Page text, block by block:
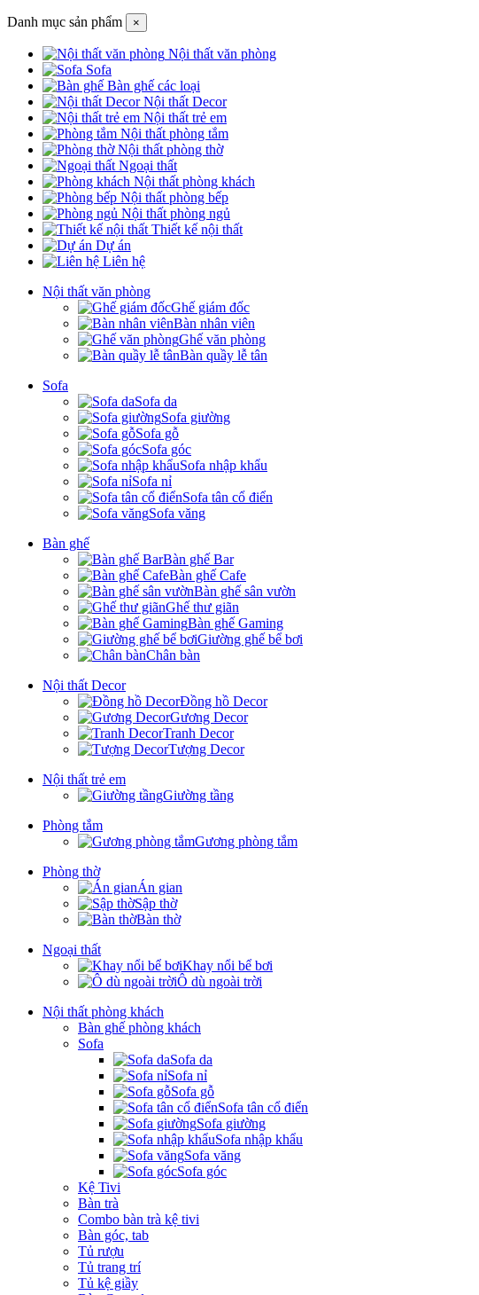
Danh mục sản phẩm ×
Nội thất văn phòng
Sofa
Bàn ghế các loại
Nội thất Decor
Nội thất trẻ em
Nội thất phòng tắm
Nội thất phòng thờ
Ngoại thất
Nội thất phòng khách
Nội thất phòng bếp
Nội thất phòng ngủ
Thiết kế nội thất
Dự án
Liên hệ
Nội thất văn phòng
Ghế giám đốc
Bàn nhân viên
Ghế văn phòng
Bàn quầy lễ tân
Sofa
Sofa da
Sofa giường
Sofa gỗ
Sofa góc
Sofa nhập khẩu
Sofa nỉ
Sofa tân cổ điển
Sofa văng
Bàn ghế
Bàn ghế Bar
Bàn ghế Cafe
Bàn ghế sân vườn
Ghế thư giãn
Bàn ghế Gaming
Giường ghế bể bơi
Chân bàn
Nội thất Decor
Đồng hồ Decor
Gương Decor
Tranh Decor
Tượng Decor
Nội thất trẻ em
Giường tầng
Phòng tắm
Gương phòng tắm
Phòng thờ
Án gian
Sập thờ
Bàn thờ
Ngoại thất
Khay nổi bể bơi
Ô dù ngoài trời
Nội thất phòng khách
Bàn ghế phòng khách
Sofa
Sofa da
Sofa nỉ
Sofa gỗ
Sofa tân cổ điển
Sofa giường
Sofa nhập khẩu
Sofa văng
Sofa góc
Kệ Tivi
Bàn trà
Combo bàn trà kệ tivi
Bàn góc, tab
Tủ rượu
Tủ trang trí
Tủ kệ giầy